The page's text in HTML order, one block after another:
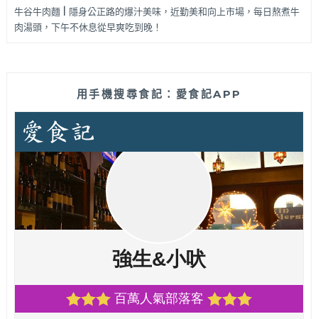
牛谷牛肉麵 | 隱身公正路的爆汁美味，近勤美和向上市場，每日熬煮牛
肉湯頭，下午不休息從早爽吃到晚！
用手機搜尋食記：愛食記APP